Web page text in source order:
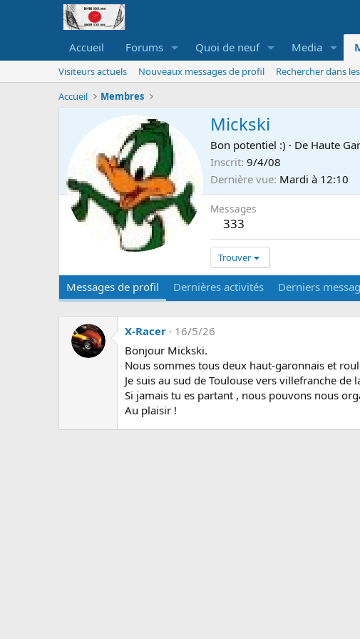
Accueil Forums Quoi de neuf Media
Visiteurs actuels Nouveaux messages de profil
Rechercher dans
Accueil
Membres
Mickski
Bon potentiel :) · De Haute
Inscrit 9/4/08
Dernière vue Mardi à 12:10
Messages
333
Trouver
Messages de profil Dernières activités Derniers
X-Racer
16/5/26
Bonjour Mickski.
Nous sommes tous deux haut-garonnais et
Je suis au sud de Toulouse vers villefranche de
Si jamais tu es partant , nous pouvons nous
Au plaisir !